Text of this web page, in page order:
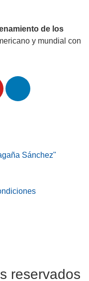
de los
y mundial con
Sánchez"
reservados